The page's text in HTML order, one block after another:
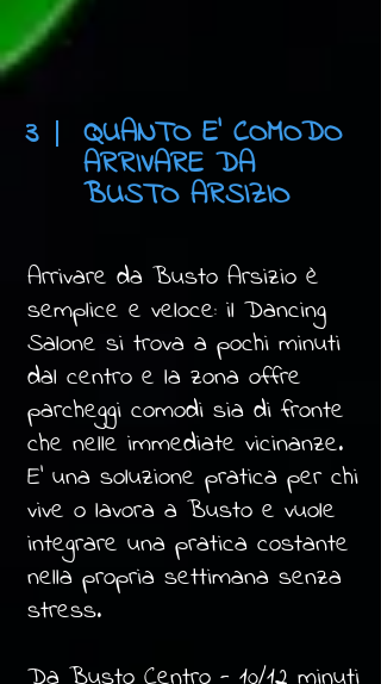
3 QUANTO E' COMODO
ARRIVARE DA
BUSTO ARSIZIO
Arrivare da Busto Arsizio è
semplice e veloce: il Dancing
Salone si trova a pochi minuti
dal centro e la zona offre
parcheggi comodi sia di fronte
che nelle immediate vicinanze.
E' una soluzione pratica per chi
vive o lavora a Busto e vuole
integrare una pratica costante
nella propria settimana senza
stress.